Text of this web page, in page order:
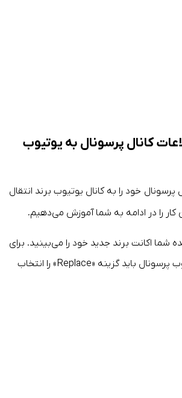
کانال پرسونال به یوتیوب
پرسونال خود را به کانال یوتیوب برند انتقال
کار را در ادامه به شما آموزش می‌دهیم.
شما اکانت برند جدید خود را می‌بینید. برای
انتقال کانال یوتیوب پرسونال باید گزینه «Replace» را انتخاب